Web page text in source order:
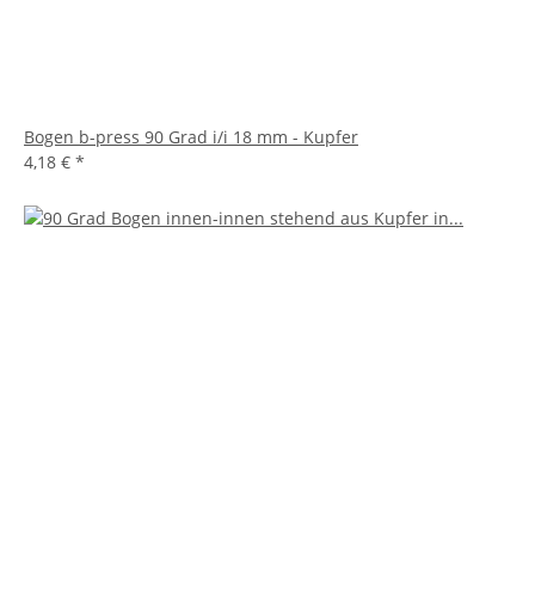
Bogen b-press 90 Grad i/i 18 mm - Kupfer
4,18 € *